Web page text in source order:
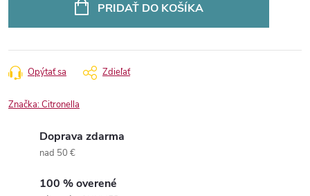
PRIDAŤ DO KOŠÍKA
Opýtať sa Zdieľať
Značka:Citronella
Doprava zdarma
nad 50 €
100 % overené